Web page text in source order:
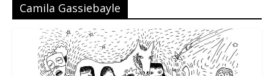
Camila Gassiebayle